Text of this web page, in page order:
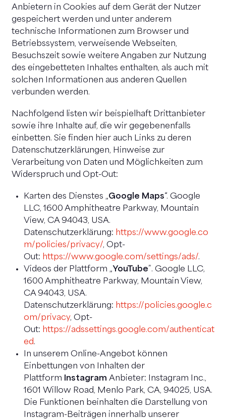
Anbietern in Cookies auf dem Gerät der Nutzer
gespeichert werden und unter anderem
technische Informationen zum Browser und
Betriebssystem, verweisende Webseiten,
Besuchszeit sowie weitere Angaben zur Nutzung
des eingebetteten Inhaltes enthalten, als auch mit
solchen Informationen aus anderen Quellen
verbunden werden.
Nachfolgend listen wir beispielhaft Drittanbieter
sowie ihre Inhalte auf, die wir gegebenenfalls
einbetten. Sie finden hier auch Links zu deren
Datenschutzerklärungen, Hinweise zur
Verarbeitung von Daten und Möglichkeiten zum
Widerspruch und Opt-Out:
Karten des Dienstes „Google Maps“. Google
LLC, 1600 Amphitheatre Parkway, Mountain
View, CA 94043, USA.
Datenschutzerklärung: https://www.google.co
m/policies/privacy/, Opt-
Out: https://www.google.com/settings/ads/.
Videos der Plattform „YouTube”. Google LLC,
1600 Amphitheatre Parkway, Mountain View,
CA 94043, USA.
Datenschutzerklärung: https://policies.google.c
om/privacy, Opt-
Out: https://adssettings.google.com/authenticat
ed.
In unserem Online-Angebot können
Einbettungen von Inhalten der
Plattform Instagram Anbieter: Instagram Inc.,
1601 Willow Road, Menlo Park, CA, 94025, USA.
Die Funktionen beinhalten die Darstellung von
Instagram-Beiträgen innerhalb unserer